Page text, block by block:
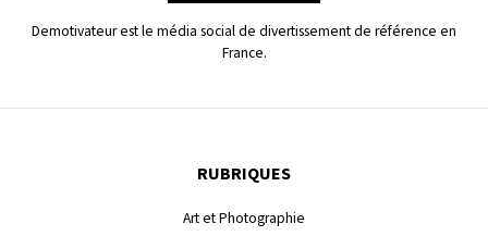
Demotivateur est le média social de divertissement de référence en
France.
RUBRIQUES
Art et Photographie